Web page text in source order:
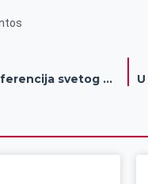
Međunarodna biskupska konferencija svetog Ćirila i Metoda povodom primopredaje dužnosti i početka mandata novoizabranog rukovodstva Konferencije